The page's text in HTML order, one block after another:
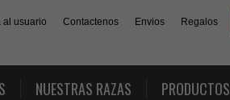
al usuario Contactenos Envios Regalos
NUESTRAS RAZAS PRODUCTOS